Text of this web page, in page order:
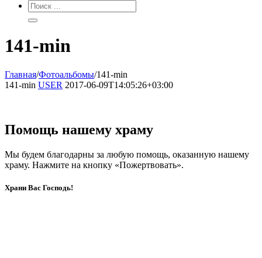
141-min
Главная/Фотоальбомы/141-min
141-min USER 2017-06-09T14:05:26+03:00
Помощь нашему храму
Мы будем благодарны за любую помощь, оказанную нашему
храму. Нажмите на кнопку «Пожертвовать».
Храни Вас Господь!